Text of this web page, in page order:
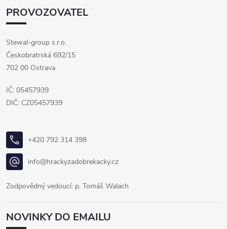
PROVOZOVATEL
Stewal-group s.r.o.
Českobratrská 692/15
702 00 Ostrava
IČ: 05457939
DIČ: CZ05457939
+420 792 314 398
info@hrackyzadobrekacky.cz
Zodpovědný vedoucí: p. Tomáš Walach
NOVINKY DO EMAILU